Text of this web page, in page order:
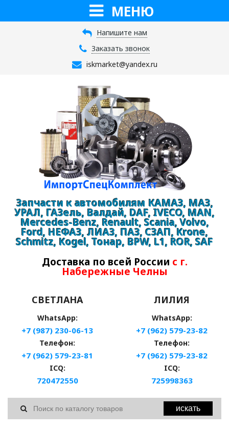
МЕНЮ
Напишите нам
Заказать звонок
iskmarket@yandex.ru
Запчасти к автомобилям КАМАЗ, МАЗ,
УРАЛ, ГАЗель, Валдай, DAF, IVECO, MAN,
Mercedes-Benz, Renault, Scania, Volvo,
Ford, НЕФАЗ, ЛИАЗ, ПАЗ, СЗАП, Krone,
Schmitz, Kogel, Тонар, BPW, L1, ROR, SAF
Доставка по всей России с г.
Набережные Челны
СВЕТЛАНА
WhatsApp:
+7 (987) 230-06-13
Телефон:
+7 (962) 579-23-81
ICQ:
720472550
ЛИЛИЯ
WhatsApp:
+7 (962) 579-23-82
Телефон:
+7 (962) 579-23-82
ICQ:
725998363
искать